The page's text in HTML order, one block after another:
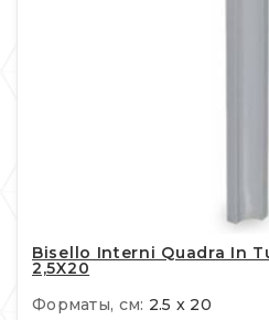
Bisello Interni Quadra In
2,5X20
Форматы, см: 2.5 x 20